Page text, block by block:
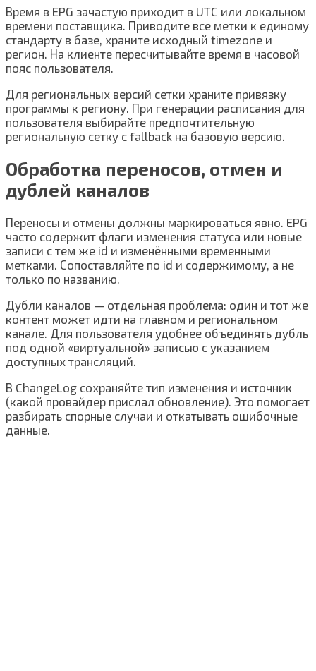
Время в EPG зачастую приходит в UTC или локальном
времени поставщика. Приводите все метки к единому
стандарту в базе, храните исходный timezone и
регион. На клиенте пересчитывайте время в часовой
пояс пользователя.
Для региональных версий сетки храните привязку
программы к региону. При генерации расписания для
пользователя выбирайте предпочтительную
региональную сетку с fallback на базовую версию.
Обработка переносов, отмен и
дублей каналов
Переносы и отмены должны маркироваться явно. EPG
часто содержит флаги изменения статуса или новые
записи с тем же id и изменёнными временными
метками. Сопоставляйте по id и содержимому, а не
только по названию.
Дубли каналов — отдельная проблема: один и тот же
контент может идти на главном и региональном
канале. Для пользователя удобнее объединять дубль
под одной «виртуальной» записью с указанием
доступных трансляций.
В ChangeLog сохраняйте тип изменения и источник
(какой провайдер прислал обновление). Это помогает
разбирать спорные случаи и откатывать ошибочные
данные.